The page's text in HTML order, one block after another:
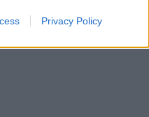
Privacy Policy